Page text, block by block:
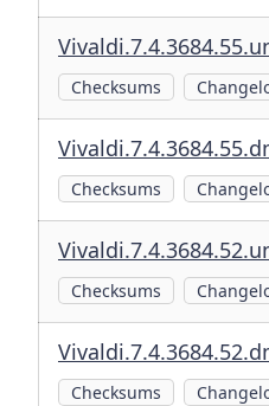
Checksums
Checksums
Checksums
Checksums